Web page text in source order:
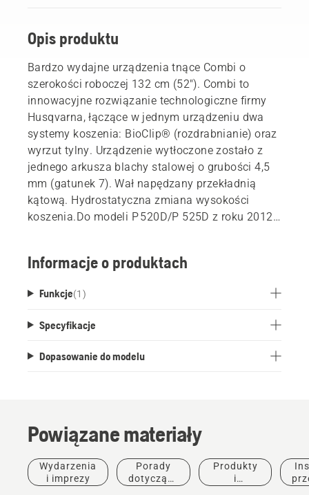
Opis produktu
Bardzo wydajne urządzenia tnące Combi o
szerokości roboczej 132 cm (52"). Combi to
innowacyjne rozwiązanie technologiczne firmy
Husqvarna, łączące w jednym urządzeniu dwa
systemy koszenia: BioClip® (rozdrabnianie) oraz
wyrzut tylny. Urządzenie wytłoczone zostało z
jednego arkusza blachy stalowej o grubości 4,5
mm (gatunek 7). Wał napędzany przekładnią
kątową. Hydrostatyczna zmiana wysokości
koszenia.Do modeli P 520D/P 525D z roku 2012 i
Informacje o produktach
Funkcje(1 )
Specyfikacje
Dopasowanie do modelu
Powiązane materiały
Wydarzenia
i imprezy
Porady
dotyczące
Produkty
i